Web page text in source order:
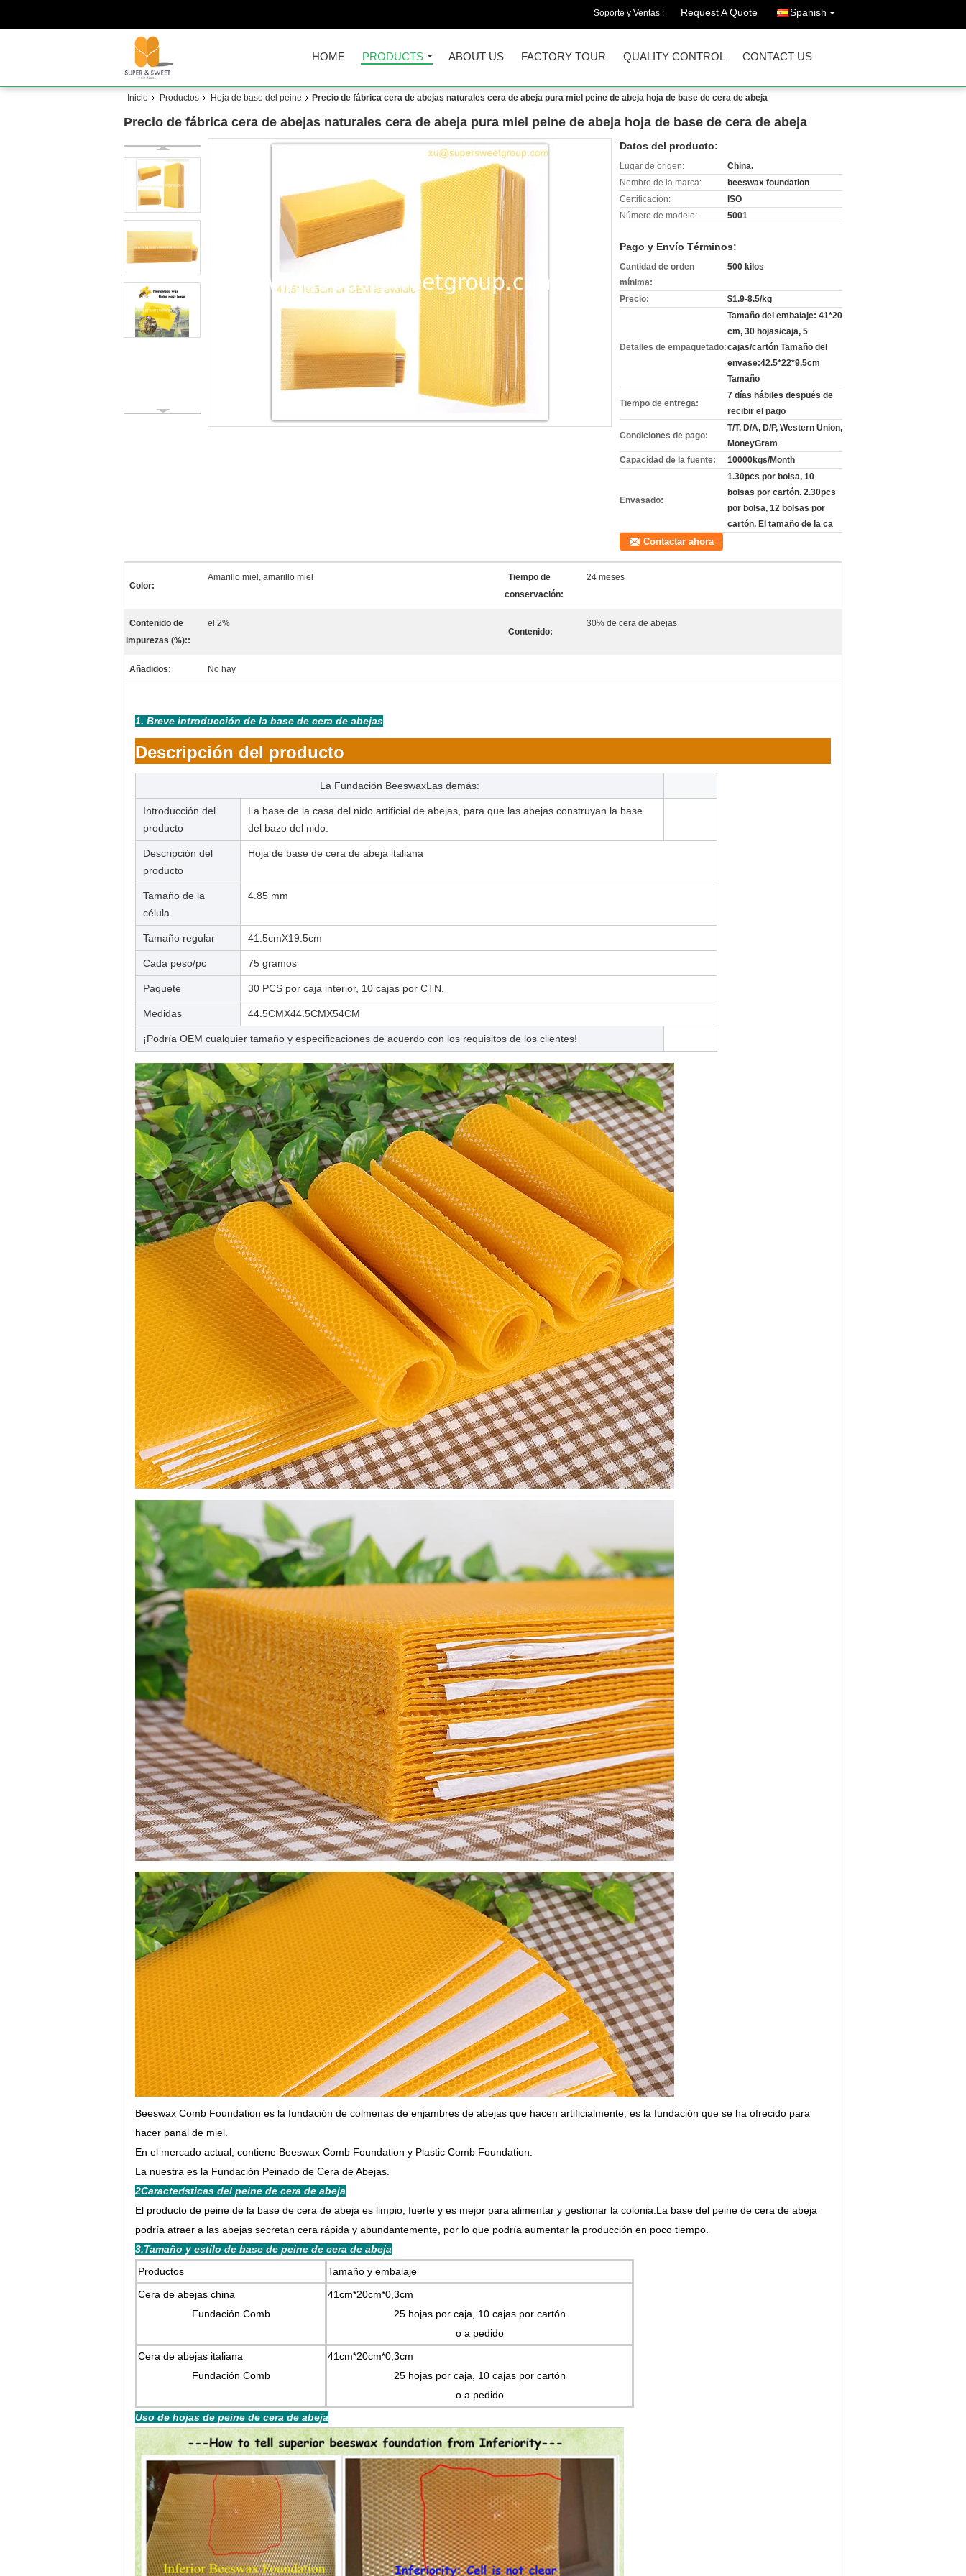
Soporte y Ventas : Request A Quote Spanish
HOME PRODUCTS ABOUT US FACTORY TOUR QUALITY CONTROL CONTACT US
Inicio Productos Hoja de base del peine Precio de fábrica cera de abejas naturales cera de abeja pura miel peine de abeja hoja de base de cera de abeja
Precio de fábrica cera de abejas naturales cera de abeja pura miel peine de abeja hoja de base de cera de abeja
Datos del producto:
Lugar de origen:
China.
Nombre de la marca:
beeswax foundation
Certificación:
ISO
Número de modelo:
5001
Pago y Envío Términos:
Cantidad de orden
mínima:
500 kilos
Precio: $1.9-8.5/kg
Detalles de empaquetado:
Tamaño del embalaje: 41*20
cm, 30 hojas/caja, 5
cajas/cartón Tamaño del
envase:42.5*22*9.5cm
Tamaño
Tiempo de entrega:
7 días hábiles después de
recibir el pago
Condiciones de pago:
T/T, D/A, D/P, Western Union,
MoneyGram
Capacidad de la fuente:
10000kgs/Month
Envasado:
1.30pcs por bolsa, 10
bolsas por cartón. 2.30pcs
por bolsa, 12 bolsas por
cartón. El tamaño de la ca
Contactar ahora
Color:
Amarillo miel, amarillo miel
Tiempo de
conservación:
24 meses
Contenido de
impurezas (%)::
el 2%
Contenido:
30% de cera de abejas
Añadidos: No hay
1. Breve introducción de la base de cera de abejas
Descripción del producto
La Fundación BeeswaxLas demás:
Introducción del
producto
La base de la casa del nido artificial de abejas, para que las abejas construyan la base
del bazo del nido.
Descripción del
producto
Hoja de base de cera de abeja italiana
Tamaño de la
célula
4.85 mm
Tamaño regular 41.5cmX19.5cm
Cada peso/pc 75 gramos
Paquete 30 PCS por caja interior, 10 cajas por CTN.
Medidas 44.5CMX44.5CMX54CM
¡Podría OEM cualquier tamaño y especificaciones de acuerdo con los requisitos de los clientes!
Beeswax Comb Foundation es la fundación de colmenas de enjambres de abejas que hacen artificialmente, es la fundación que se ha ofrecido para
hacer panal de miel.
En el mercado actual, contiene Beeswax Comb Foundation y Plastic Comb Foundation.
La nuestra es la Fundación Peinado de Cera de Abejas.
2Características del peine de cera de abeja
El producto de peine de la base de cera de abeja es limpio, fuerte y es mejor para alimentar y gestionar la colonia. La base del peine de cera de abeja
podría atraer a las abejas secretan cera rápida y abundantemente, por lo que podría aumentar la producción en poco tiempo.
3.Tamaño y estilo de base de peine de cera de abeja
Productos
Tamaño y embalaje
Cera de abejas china
Fundación Comb
41cm*20cm*0,3cm
25 hojas por caja, 10 cajas por cartón
o a pedido
Cera de abejas italiana
Fundación Comb
41cm*20cm*0,3cm
25 hojas por caja, 10 cajas por cartón
o a pedido
Uso de hojas de peine de cera de abeja